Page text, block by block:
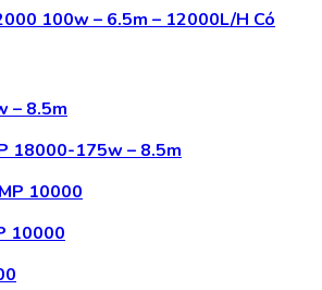
là:
100w – 6.5m – 12000L/H Có
18000-175w – 8.5m
10000